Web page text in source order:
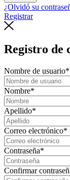
¿Olvidó su
Registrar
Registro de
Nombre de usuario*
Nombre*
Apellido*
Correo electrónico*
Contraseña*
Confirmar